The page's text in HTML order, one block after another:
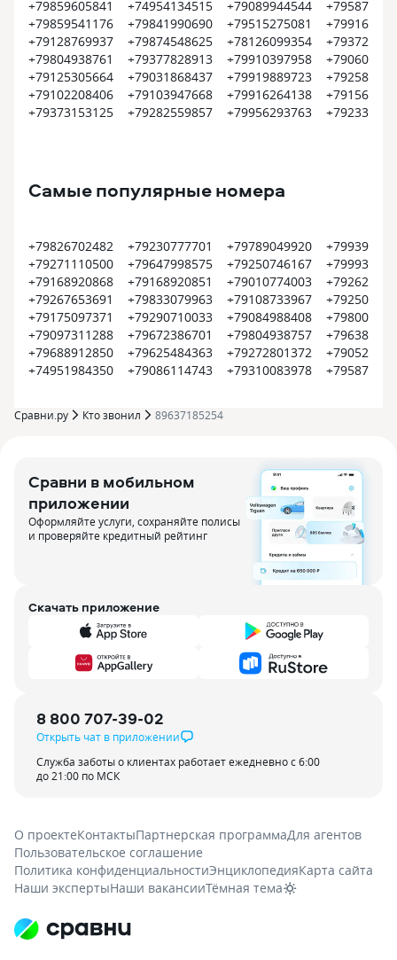
+79859605841
+79859541176
+79128769937
+79804938761
+79125305664
+79102208406
+79373153125
+74954134515
+79841990690
+79874548625
+79377828913
+79031868437
+79103947668
+79282559857
+79089944544
+79515275081
+78126099354
+79910397958
+79919889723
+79916264138
+79956293763
Самые популярные номера
+79826702482
+79271110500
+79168920868
+79267653691
+79175097371
+79097311288
+79688912850
+74951984350
+79230777701
+79647998575
+79168920851
+79833079963
+79290710033
+79672386701
+79625484363
+79086114743
+79789049920
+79250746167
+79010774003
+79108733967
+79084988408
+79804938757
+79272801372
+79310083978
Сравни.ру Кто звонил 89637185254
Сравни в мобильном
приложении
Оформляйте услуги, сохраняйте полисы
и проверяйте кредитный рейтинг
Скачать приложение
8 800 707-39-02
Открыть чат в приложении
Служба заботы о клиентах работает ежедневно с 6:00
до 21:00 по МСК
О проектеКонтактыПартнерская программаДля агентов
Пользовательское соглашение
Политика конфиденциальностиЭнциклопедияКарта сайта
Наши экспертыНаши вакансииТёмная тема